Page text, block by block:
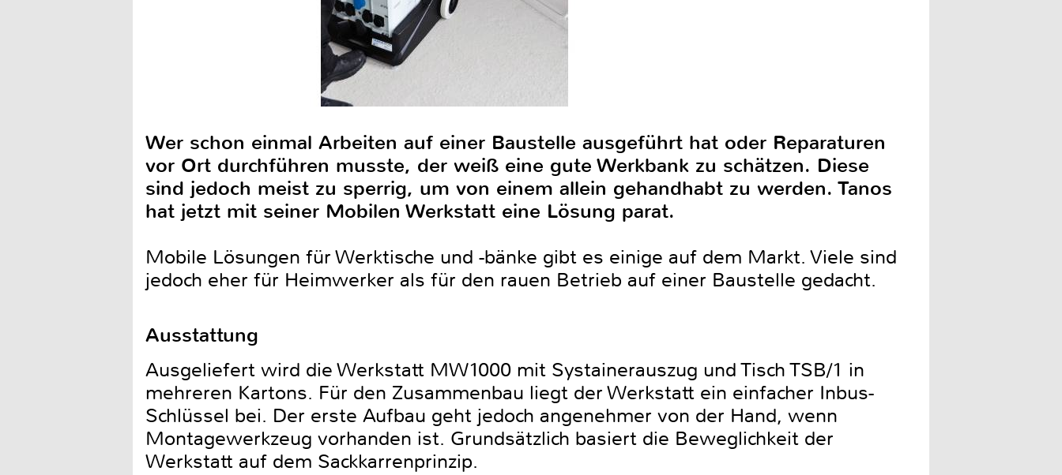
Wer schon einmal Arbeiten auf einer Baustelle ausgeführt hat oder Reparaturen
vor Ort durchführen musste, der weiß eine gute Werkbank zu schätzen. Diese
sind jedoch meist zu sperrig, um von einem allein gehandhabt zu werden. Tanos
hat jetzt mit seiner Mobilen Werkstatt eine Lösung parat.
Mobile Lösungen für Werktische und -bänke gibt es einige auf dem Markt. Viele sind
jedoch eher für Heimwerker als für den rauen Betrieb auf einer Baustelle gedacht.
Ausstattung
Ausgeliefert wird die Werkstatt MW1000 mit Systainerauszug und Tisch TSB/1 in
mehreren Kartons. Für den Zusammenbau liegt der Werkstatt ein einfacher Inbus-
Schlüssel bei. Der erste Aufbau geht jedoch angenehmer von der Hand, wenn
Montagewerkzeug vorhanden ist. Grundsätzlich basiert die Beweglichkeit der
Werkstatt auf dem Sackkarrenprinzip.